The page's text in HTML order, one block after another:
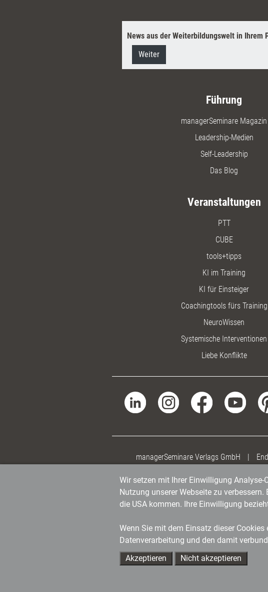
News aus der Weiterbildungswelt in Ihrem
Weiter
Führung
managerSeminare Magazin
Leadership-Medien
Self-Leadership
Das Blog
Veranstaltungen
PTT
CUBE
tools+tipps
KI im Training
KI für Einsteiger
Coachingtools fürs Training
NeuroWissen
Systemische Interventionen
Liebe Konflikte
managerSeminare Verlags GmbH |
Wir setzen mit Ihrer Einwilligung
Nutzung unserer Webseite zu
die USA kommen. Ihre Einwilligung
Wenn Sie mit dem Einsatz dieser
Datenverarbeitung und den damit
Akzeptieren
Nicht akzeptieren